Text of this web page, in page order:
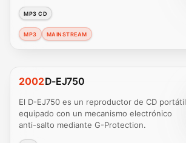
MP3 CD
MP3 MAINSTREAM
2002D-EJ750
El D-EJ750 es un reproductor de CD portátil
equipado con un mecanismo electrónico
anti-salto mediante G-Protection.